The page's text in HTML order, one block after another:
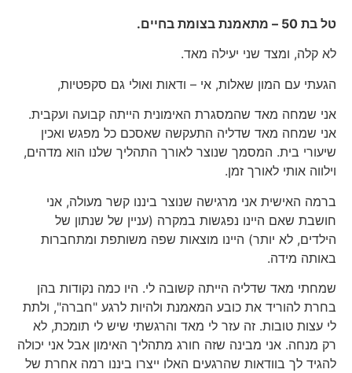
טל בת 50 – מתאמנת בצומת בחיים.
לא קלה, ומצד שני יעילה מאד.
הגעתי עם המון שאלות, אי – ודאות ואולי גם סקפטיות,
אני שמחה מאד שהמסגרת האימונית הייתה קבועה ועקבית.
אני שמחה מאד שדליה התעקשה שאסכם כל מפגש ואכין
שיעורי בית. המסמך שנוצר לאורך התהליך שלנו הוא מדהים,
וילווה אותי לאורך זמן.
ברמה האישית אני מרגישה שנוצר ביננו קשר מעולה, אני
חושבת שאם היינו נפגשות במקרה (עניין של שנתון של
הילדים, לא יותר) היינו מוצאות שפה משותפת ומתחברות
באותה מידה.
שמחתי מאד שדליה הייתה קשובה לי. היו כמה נקודות בהן
בחרת להוריד את כובע המאמנת ולהיות לרגע "חברה", ולתת
לי עצות טובות. זה עזר לי מאד והרגשתי שיש לי תומכת, לא
רק מנחה. אני מבינה שזה חורג מתהליך האימון אבל אני יכולה
להגיד לך בוודאות שהרגעים האלו ייצרו ביננו רמה אחרת של